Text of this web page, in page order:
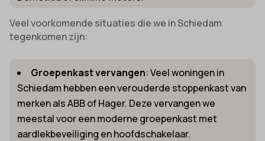
Veel voorkomende situaties die we in Schiedam
tegenkomen zijn:
Groepenkast vervangen: Veel woningen in
Schiedam hebben een verouderde stoppenkast van
merken als ABB of Hager. Deze vervangen we
meestal voor een moderne groepenkast met
aardlekbeveiliging en hoofdschakelaar.